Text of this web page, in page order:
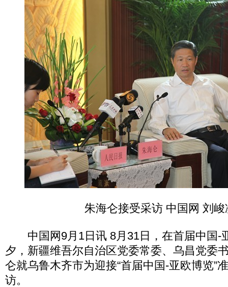
朱海仑接受采访 中国网 刘峻
中国网9月1日讯 8月31日，在首届中国-
夕，新疆维吾尔自治区党委常委、乌昌党委
仑就乌鲁木齐市为迎接“首届中国-亚欧博览”
访。